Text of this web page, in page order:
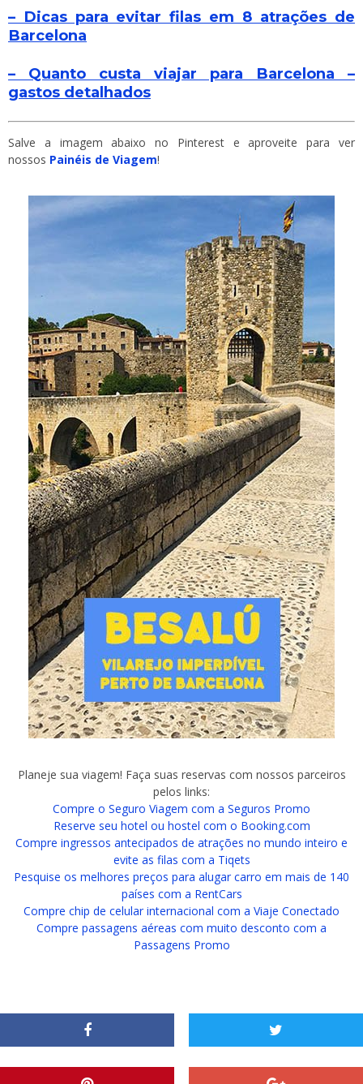
– Dicas para evitar filas em 8 atrações de
Barcelona
– Quanto custa viajar para Barcelona –
gastos detalhados
Salve a imagem abaixo no Pinterest e aproveite para ver
nossos Painéis de Viagem!
Planeje sua viagem! Faça suas reservas com nossos parceiros
pelos links:
Compre o Seguro Viagem com a Seguros Promo
Reserve seu hotel ou hostel com o Booking.com
Compre ingressos antecipados de atrações no mundo inteiro e
evite as filas com a Tiqets
Pesquise os melhores preços para alugar carro em mais de 140
países com a RentCars
Compre chip de celular internacional com a Viaje Conectado
Compre passagens aéreas com muito desconto com a
Passagens Promo